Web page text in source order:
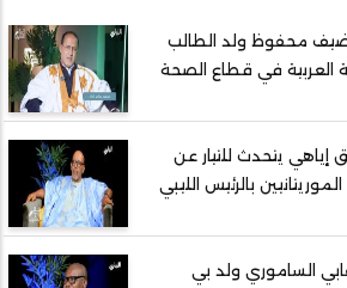
محفوظ ولد الطالب
في قطاع الصحة
إياهي يتحدث للتيار عن
بالرئيس الليبي
الساموري ولد بي